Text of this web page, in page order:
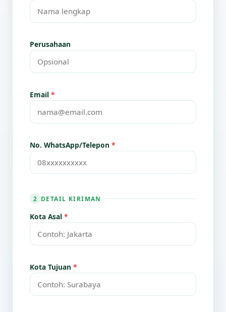
Perusahaan
Email *
No. WhatsApp/Telepon *
2 DETAIL KIRIMAN
Kota Asal *
Kota Tujuan *